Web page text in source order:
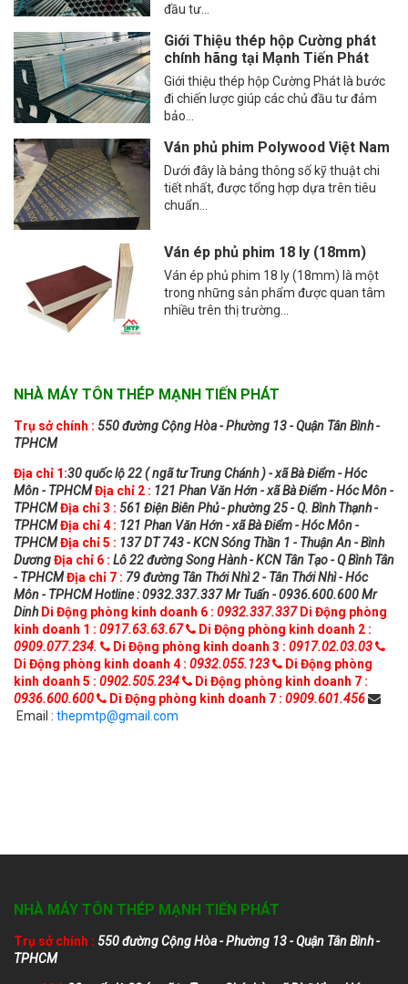
đầu tư...
Giới Thiệu thép hộp Cường phát
chính hãng tại Mạnh Tiến Phát
Giới thiệu thép hộp Cường Phát là bước
đi chiến lược giúp các chủ đầu tư đảm
bảo...
Ván phủ phim Polywood Việt Nam
Dưới đây là bảng thông số kỹ thuật chi
tiết nhất, được tổng hợp dựa trên tiêu
chuẩn...
Ván ép phủ phim 18 ly (18mm)
Ván ép phủ phim 18 ly (18mm) là một
trong những sản phẩm được quan tâm
nhiều trên thị trường...
NHÀ MÁY TÔN THÉP MẠNH TIẾN PHÁT
Trụ sở chính : 550 đường Cộng Hòa - Phường 13 - Quận Tân Bình -
TPHCM
Địa chỉ 1:30 quốc lộ 22 ( ngã tư Trung Chánh ) - xã Bà Điểm - Hóc
Môn - TPHCMĐịa chỉ 2 : 121 Phan Văn Hớn - xã Bà Điểm - Hóc Môn -
TPHCMĐịa chỉ 3 : 561 Điện Biên Phủ - phường 25 - Q. Bình Thạnh -
TPHCMĐịa chỉ 4 : 121 Phan Văn Hớn - xã Bà Điểm - Hóc Môn -
TPHCMĐịa chỉ 5 : 137 DT 743 - KCN Sóng Thần 1 - Thuận An - Bình
DươngĐịa chỉ 6 : Lô 22 đường Song Hành - KCN Tân Tạo - Q Bình Tân
- TPHCMĐịa chỉ 7 : 79 đường Tân Thới Nhì 2 - Tân Thới Nhì - Hóc
Môn - TPHCMHotline : 0932.337.337 Mr Tuấn - 0936.600.600 Mr
Dinh Di Động phòng kinh doanh 6 : 0932.337.337 Di Động phòng
kinh doanh 1 : 0917.63.63.67
Di Động phòng kinh doanh 2 :
0909.077.234.
Di Động phòng kinh doanh 3 : 0917.02.03.03
Di Động phòng kinh doanh 4 : 0932.055.123
Di Động phòng
kinh doanh 5 : 0902.505.234
Di Động phòng kinh doanh 7 :
0936.600.600
Di Động phòng kinh doanh 7 : 0909.601.456
Email : thepmtp@gmail.com
NHÀ MÁY TÔN THÉP MẠNH TIẾN PHÁT
Trụ sở chính : 550 đường Cộng Hòa - Phường 13 - Quận Tân Bình -
TPHCM